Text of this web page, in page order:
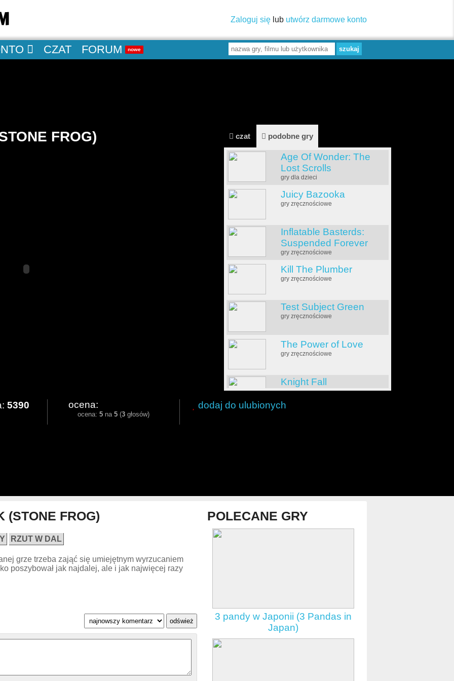
Zaloguj się lub utwórz darmowe konto
CZAT FORUM nowe
FROG) czat podobne gry
Age Of Wonder: The
Lost Scrolls
gry dla dzieci
Juicy Bazooka
gry zręcznościowe
Inflatable Basterds:
Suspended Forever
gry zręcznościowe
Kill The Plumber
gry zręcznościowe
Test Subject Green
gry zręcznościowe
The Power of Love
gry zręcznościowe
Knight Fall
gry zręcznościowe
Runner Bot
Piggy Wiggy 3: Nuts
SpongeBob: Na ratunek
Garemu
gry dla dzieci
5390 ocena:
ocena: 5 na 5 (3 głosów)
dodaj do ulubionych
(STONE FROG)
RZUT W DAL
grze trzeba zająć się umiejętnym wyrzucaniem
poszybował jak najdalej, ale i jak najwięcej razy
POLECANE GRY
3 pandy w Japonii (3 Pandas in
Japan)